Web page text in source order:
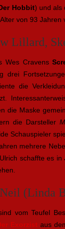
Hobbit) und als
von 93 Jahren
Lillard,
Wes Cravens
drei
die
die Maske
die Darsteller
Schauspieler
mehrere
Ulrich schaffte es in
(Linda
vom Teufel
Exorzist aus